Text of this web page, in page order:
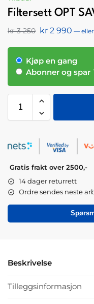
Filtersett OPT
kr3 250 kr 2 990 —
Kjøp en gang
Abonner og spar
Gratis frakt over 2500,-
14 dager returrett
Ordre sendes neste
Beskrivelse
Tilleggsinformasjon